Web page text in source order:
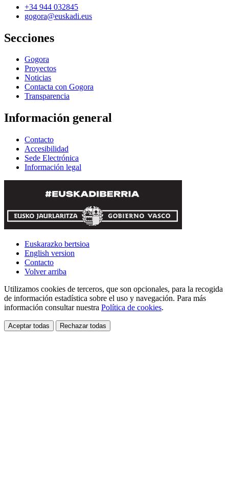
+34 944 032845
gogora@euskadi.eus
Secciones
Gogora
Proyectos
Noticias
Contacta con Gogora
Transparencia
Información general
Contacto
Accesibilidad
Sede Electrónica
Información legal
Euskarazko bertsioa
English version
Contacto
Volver arriba
Utilizamos cookies de terceros, que son opcionales, para la recogida
de información estadística sobre el uso y navegación. Para más
información consultar nuestra Política de cookies.
Aceptar todas Rechazar todas